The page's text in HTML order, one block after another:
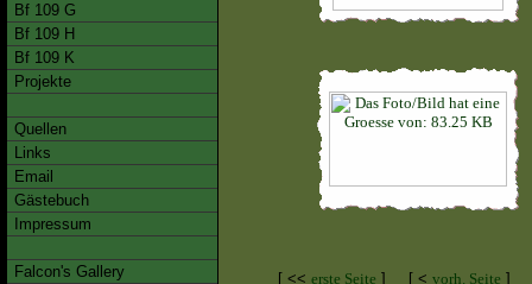
Bf 109 G
Bf 109 H
Bf 109 K
Projekte
Quellen
Links
Email
Gästebuch
Impressum
Falcon's Gallery [ << erste Seite ] [ < vorh. Seite ]